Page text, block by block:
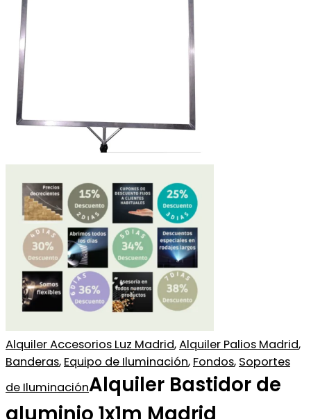
Alquiler Accesorios Luz Madrid,Alquiler Palios Madrid,
Banderas, Equipo de Iluminación, Fondos, Soportes
de IluminaciónAlquiler Bastidor de
aluminio 1x1m Madrid